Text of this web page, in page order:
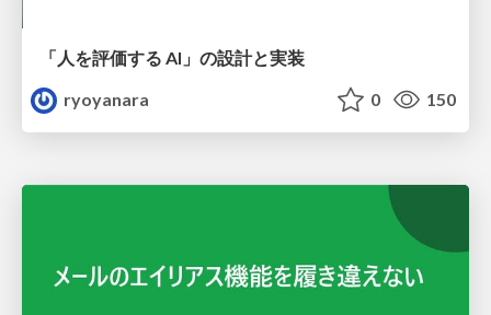
「人を評価する AI」の 設計と実装
ryoyanara
0 150